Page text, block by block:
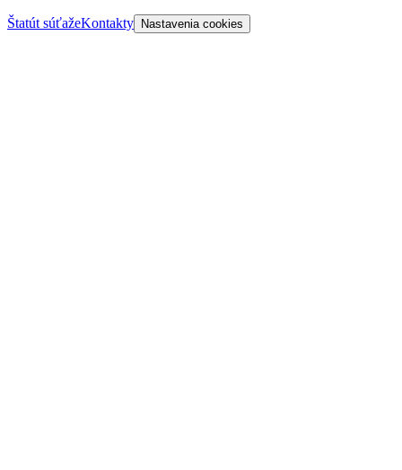
Štatút súťažeKontakty Nastavenia cookies